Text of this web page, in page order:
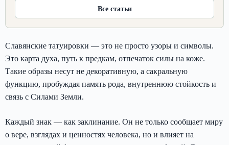
Все статьи
Славянские татуировки — это не просто узоры и символы.
Это карта духа, путь к предкам, отпечаток силы на коже.
Такие образы несут не декоративную, а сакральную
функцию, пробуждая память рода, внутреннюю стойкость и
связь с Силами Земли.
Каждый знак — как заклинание. Он не только сообщает миру
о вере, взглядах и ценностях человека, но и влияет на